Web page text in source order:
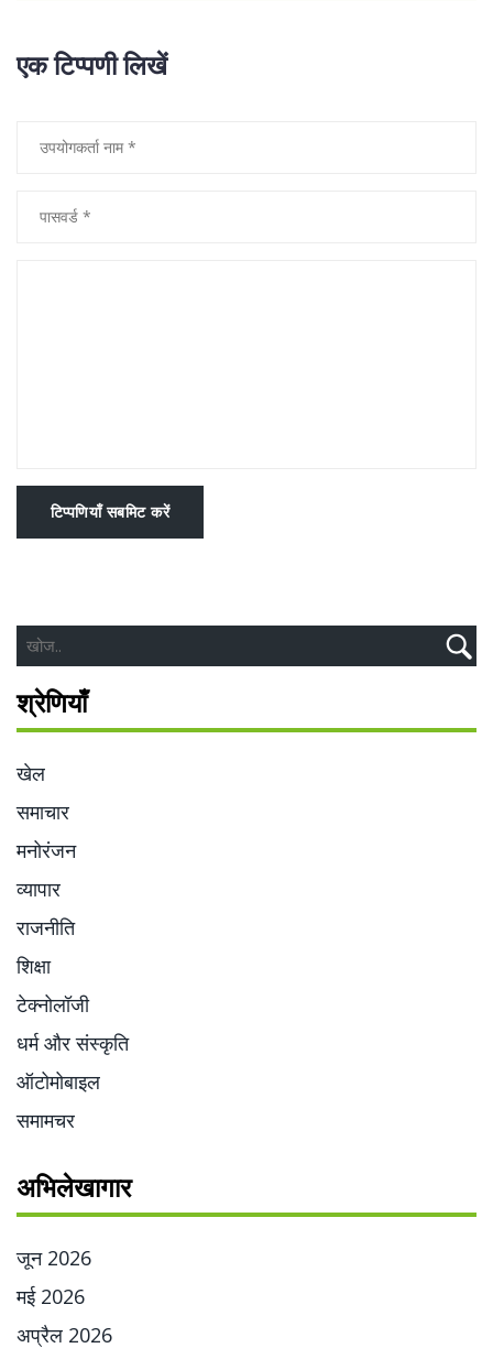
एक टिप्पणी लिखें
टिप्पणियाँ सबमिट करें
श्रेणियाँ
खेल
समाचार
मनोरंजन
व्यापार
राजनीति
शिक्षा
टेक्नोलॉजी
धर्म और संस्कृति
ऑटोमोबाइल
समामचर
अभिलेखागार
जून 2026
मई 2026
अप्रैल 2026